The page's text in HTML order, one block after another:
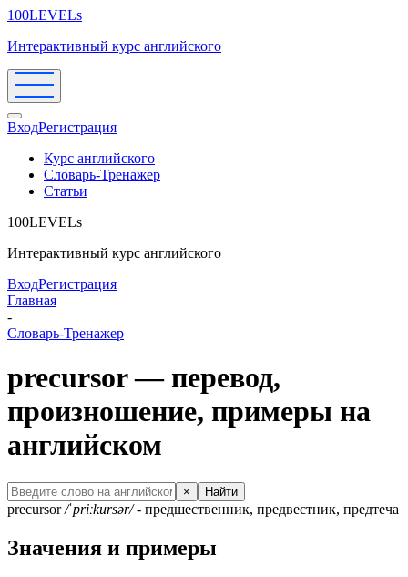
100LEVELs
Интерактивный курс английского
ВходРегистрация
Курс английского
Словарь-Тренажер
Статьи
100LEVELs
Интерактивный курс английского
ВходРегистрация
Главная
-
Словарь-Тренажер
precursor — перевод,
произношение, примеры на
английском
× Найти
precursor /ˈpriːkursər/- предшественник, предвестник, предтеча
Значения и примеры